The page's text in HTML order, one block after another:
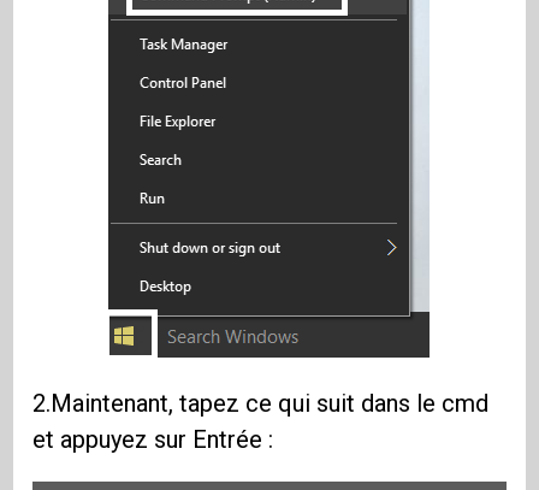
2.Maintenant, tapez ce qui suit dans le cmd
et appuyez sur Entrée :